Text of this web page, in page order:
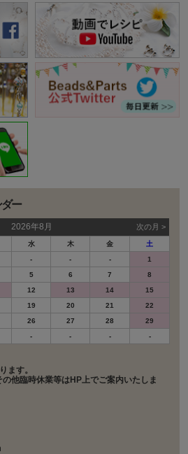
ー
2026年8月 次の⽉ >
水 木 金
土
- - -
1
5 6 7
8
12 13 14
15
19 20 21
22
26 27 28
29
- - - -
ます。
他臨時休業等はHP上でご案内いたしま